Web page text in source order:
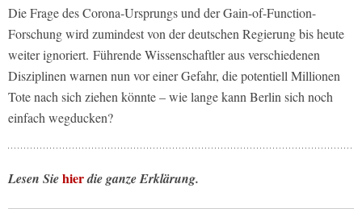
Die Frage des Corona-Ursprungs und der Gain-of-Function-
Forschung wird zumindest von der deutschen Regierung bis heute
weiter ignoriert. Führende Wissenschaftler aus verschiedenen
Disziplinen warnen nun vor einer Gefahr, die potentiell Millionen
Tote nach sich ziehen könnte – wie lange kann Berlin sich noch
einfach wegducken?
Lesen Siehierdie ganze Erklärung.